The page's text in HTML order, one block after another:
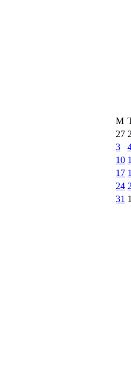
M
27
3
10
17
24
31